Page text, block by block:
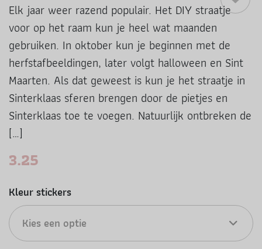
Elk jaar weer razend populair. Het DIY straatje
voor op het raam kun je heel wat maanden
gebruiken. In oktober kun je beginnen met de
herfstafbeeldingen, later volgt halloween en Sint
Maarten. Als dat geweest is kun je het straatje in
Sinterklaas sferen brengen door de pietjes en
Sinterklaas toe te voegen. Natuurlijk ontbreken de
[…]
3.25
Kleur stickers
Kies een optie